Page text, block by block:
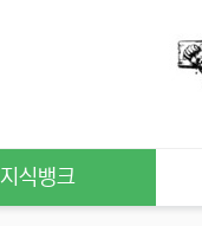
지식뱅크